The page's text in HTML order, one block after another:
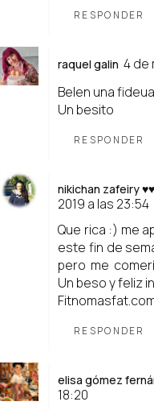
RESPONDER
raquel galin 4 de
Belen una
Un besito
RESPONDER
nikichan zafeiry
2019 a las 23:54
Que rica :) me
este fin de
pero me
Un beso y feliz
RESPONDER
elisa gómez
18:20